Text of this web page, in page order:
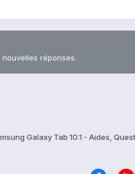
réponses.
Galaxy Tab 10.1 - Aides,